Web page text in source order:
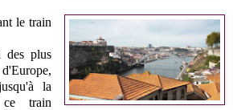
le train
des plus
la
ce train